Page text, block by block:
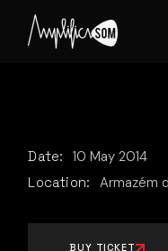
content
Date: 10 May 2014
Location: Armazém
BUY TICKET